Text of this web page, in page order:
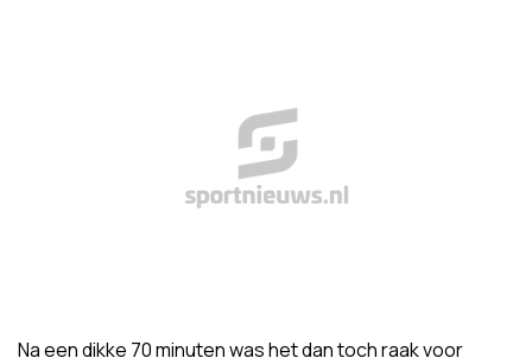
Na een dikke 70 minuten was het dan toch raak voor